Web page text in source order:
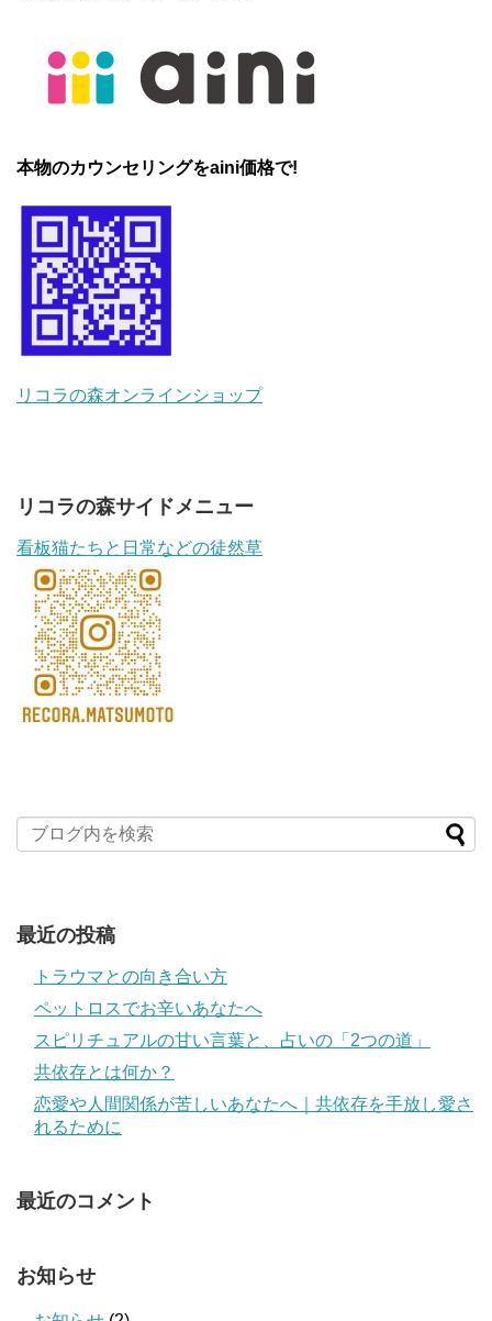
本物のカウンセリングをaini価格で!
リコラの森オンラインショップ
リコラの森サイドメニュー
看板猫たちと日常などの徒然草
最近の投稿
トラウマとの向き合い方
ペットロスでお辛いあなたへ
スピリチュアルの甘い言葉と、占いの「2つの道」
共依存とは何か？
恋愛や人間関係が苦しいあなたへ｜共依存を手放し愛さ
れるために
最近のコメント
お知らせ